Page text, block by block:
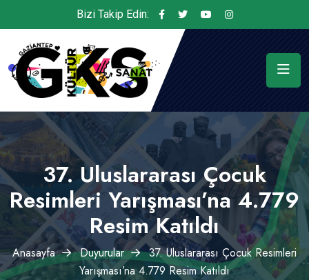
Bizi Takip Edin:
37. Uluslararası Çocuk
Resimleri Yarışması’na 4.779
Resim Katıldı
Anasayfa Duyurular
37. Uluslararası Çocuk Resimleri
Yarışması’na 4.779 Resim Katıldı